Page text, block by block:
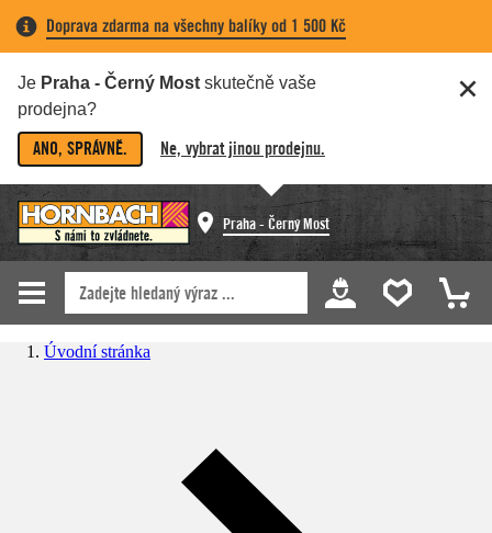
Doprava zdarma na všechny balíky od 1 500 Kč
Je Praha - Černý Most skutečně vaše
prodejna?
ANO, SPRÁVNĚ. Ne, vybrat jinou prodejnu.
Praha - Černý Most
Úvodní stránka